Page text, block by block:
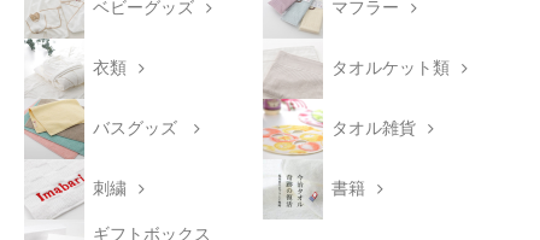
ベビーグッズ マフラー
衣類 タオルケット類
バスグッズ タオル雑貨
刺繍 書籍
ギフトボックス